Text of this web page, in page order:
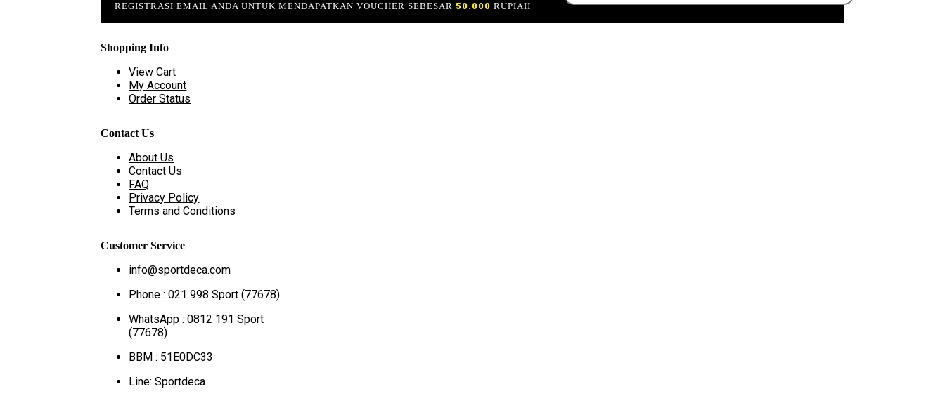
REGISTRASI EMAIL ANDA UNTUK MENDAPATKAN VOUCHER SEBESAR50.000 RUPIAH
Shopping Info
View Cart
My Account
Order Status
Contact Us
About Us
Contact Us
FAQ
Privacy Policy
Terms and Conditions
Customer Service
info@sportdeca.com
Phone : 021 998 Sport (77678)
WhatsApp : 0812 191 Sport
(77678)
BBM : 51E0DC33
Line: Sportdeca